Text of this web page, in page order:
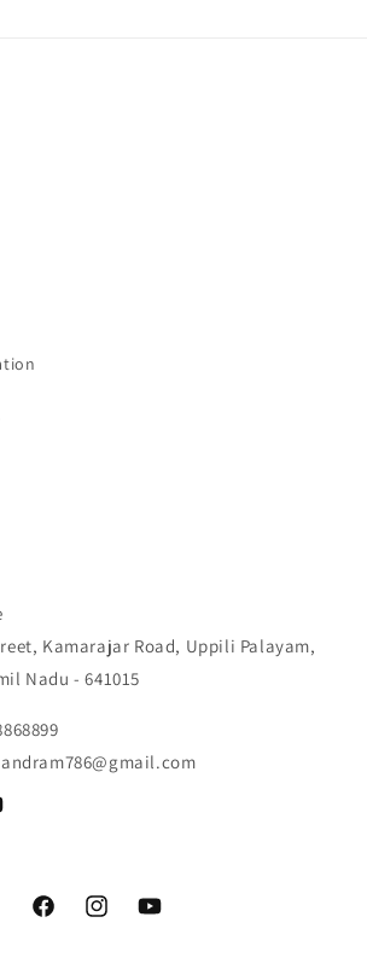
Kamarajar Road, Uppili Palayam,
Nadu - 641015
FacebookInstagramYouTube